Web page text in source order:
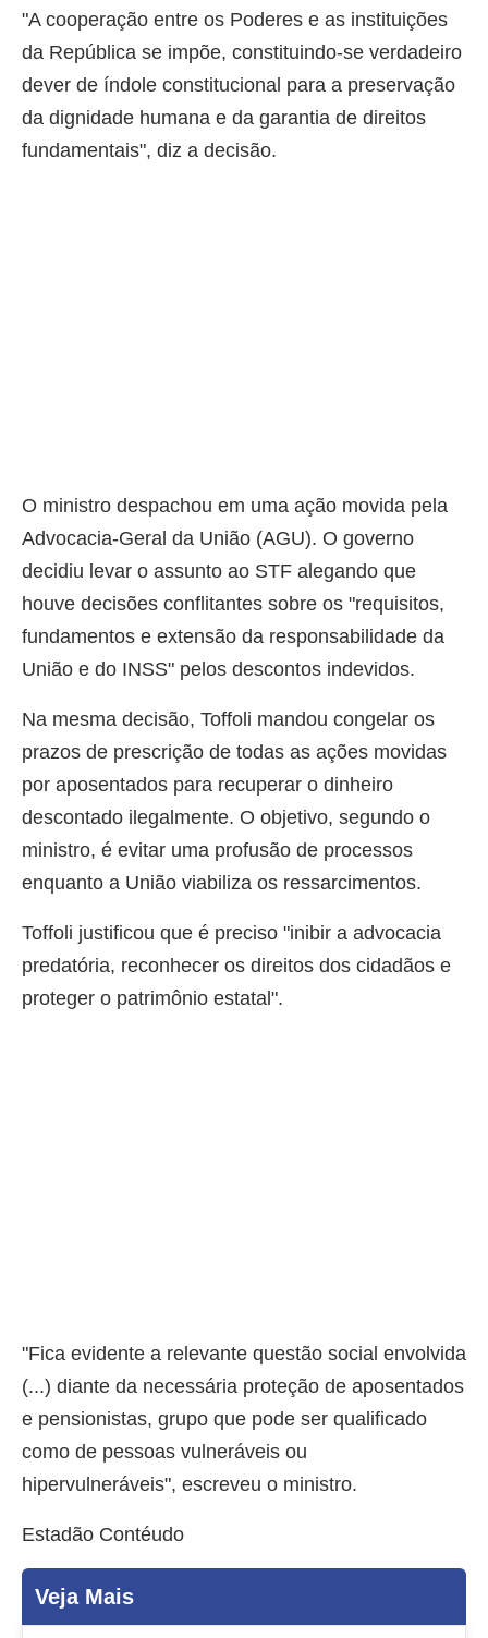
"A cooperação entre os Poderes e as instituições
da República se impõe, constituindo-se verdadeiro
dever de índole constitucional para a preservação
da dignidade humana e da garantia de direitos
fundamentais", diz a decisão.
O ministro despachou em uma ação movida pela
Advocacia-Geral da União (AGU). O governo
decidiu levar o assunto ao STF alegando que
houve decisões conflitantes sobre os "requisitos,
fundamentos e extensão da responsabilidade da
União e do INSS" pelos descontos indevidos.
Na mesma decisão, Toffoli mandou congelar os
prazos de prescrição de todas as ações movidas
por aposentados para recuperar o dinheiro
descontado ilegalmente. O objetivo, segundo o
ministro, é evitar uma profusão de processos
enquanto a União viabiliza os ressarcimentos.
Toffoli justificou que é preciso "inibir a advocacia
predatória, reconhecer os direitos dos cidadãos e
proteger o patrimônio estatal".
"Fica evidente a relevante questão social envolvida
(...) diante da necessária proteção de aposentados
e pensionistas, grupo que pode ser qualificado
como de pessoas vulneráveis ou
hipervulneráveis", escreveu o ministro.
Estadão Contéudo
Veja Mais